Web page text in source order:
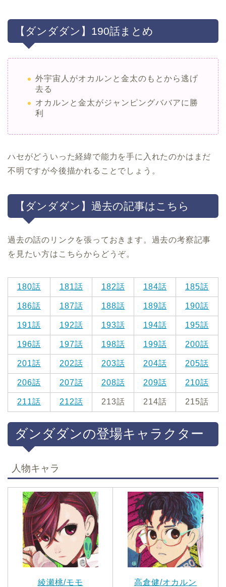
【ダンダダン】190話まとめ
外宇宙人がオカルンと金太のもとから逃げ
去る
オカルンと金太がジャンピングババアに勝
利
ハセがどういった経緯で能力を手に入れたのかはまだ
不明ですが今後描かれることでしょう。
【ダンダダン】過去の記事はこちら
過去の話のリンクを張っておきます。過去の考察記事
を見たい方はこちらからどうぞ。
180話 181話 182話 184話 185話
186話 187話 188話 189話 190話
191話 192話 193話 194話 195話
196話 197話 198話 199話 200話
201話 202話 203話 204話 205話
206話 207話 208話 209話 210話
211話 212話 213話 214話 215話
ダンダダンの登場キャラクター
人物キャラ
綾瀬桃/モモ 高倉健/オカルン